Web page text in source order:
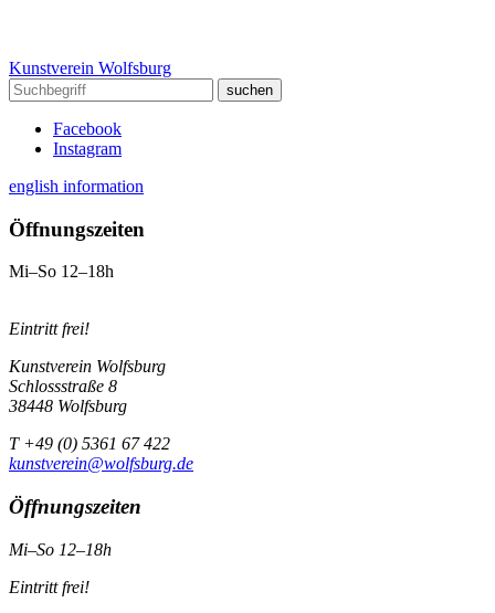
Kunstverein Wolfsburg
Facebook
Instagram
english information
Öffnungszeiten
Mi–So 12–18h
Eintritt frei!
Kunstverein Wolfsburg
Schlossstraße 8
38448 Wolfsburg
T +49 (0) 5361 67 422
kunstverein@wolfsburg.de
Öffnungszeiten
Mi–So 12–18h
Eintritt frei!